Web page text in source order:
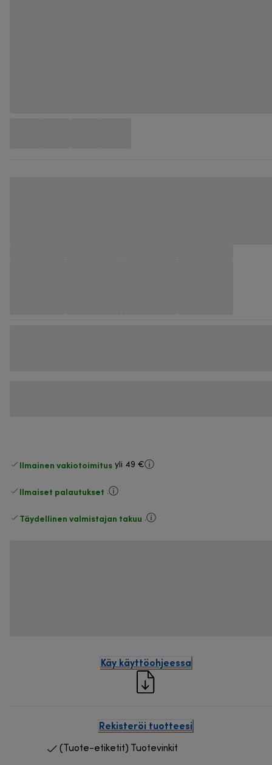
Ilmainen vakiotoimitus yli 49 €
Ilmaiset palautukset .
Täydellinen valmistajan takuu .
Käy käyttöohjeessa
Rekisteröi tuotteesi
(Tuote-etiketit) Tuotevinkit